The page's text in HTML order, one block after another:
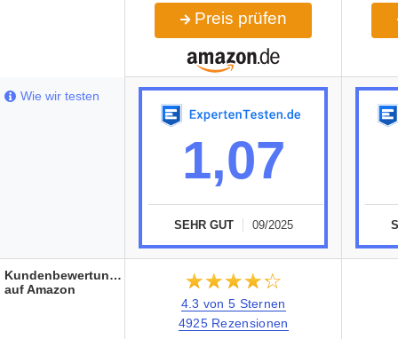
Preis prüfen
1,07
SEHR GUT 09/2025
★★★★★
☆☆☆☆☆
4.3 von 5 Sternen
4925 Rezensionen
Wie wir testen
Kundenbewertungen
auf Amazon